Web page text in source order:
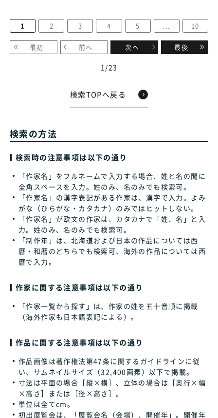
1 2 3 4 5 ... 10
最初 前へ 次へ 最後
1 /23
検索TOPへ戻る
検索の方法
検索時の注意事項は以下の通り
「作家名」をフルネームで入力する場合、姓と名の間に
全角スペースを入力。姓のみ、名のみでも検索可。
「作家名」の漢字表記がある作家は、漢字で入力。よみ
がな（ひらがな・カタカナ）のみではヒットしない。
「作家名」が欧文の作家は、カタカナで「姓、名」と入
力。姓のみ、名のみでも検索可。
「制作年」は、北海道および日本の作品については西
暦・和暦のどちらでも検索可、海外の作品については西
暦で入力。
作家に関する注意事項は以下の通り
「作家一覧から探す」は、作家の姓を五十音順に掲載
（海外作家も日本語表記による）。
作品に関する注意事項は以下の通り
作品画像は著作権法第47条に関するガイドラインに従
い、サムネイルサイズ（32,400画素）以下で掲載。
寸法は平面の場合［縦×横］、立体の場合は［奥行×幅
×高さ］または［径×高さ］。
単位は全てcm。
初出展覧会は、「展覧会名（会場）、開催年」。開催年